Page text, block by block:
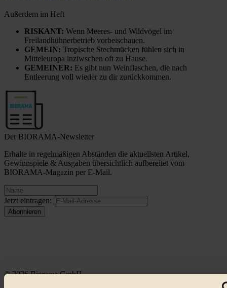
Außerdem im Heft
RISKANT: Wenn Meeres- und Wildvögel im
Freilandhühnerbetrieb vorbeischauen.
GEMEIN: Tropische Stechmücken fühlen sich in
Mitteleuropa inziwschen oft zu Hause.
GEMEINER: Es gibt nun Weinflaschen, die nach
Entleerung voll wieder zu dir zurückkommen.
Der BIORAMA-Newsletter
Erhalte in regelmäßigen Abständen die aktuellsten Artikel,
Gewinnspiele & Ausgaben übersichtlich aufbereitet vom
BIORAMA-Magazin per E-Mail.
Jetzt eintragen:
© 2026 Biorama GmbH